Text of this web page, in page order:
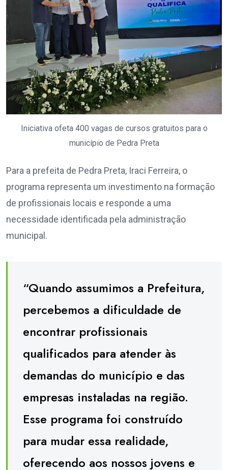
Iniciativa ofeta 400 vagas de cursos gratuitos para o
município de Pedra Preta
Para a prefeita de Pedra Preta, Iraci Ferreira, o
programa representa um investimento na formação
de profissionais locais e responde a uma
necessidade identificada pela administração
municipal.
“Quando assumimos a Prefeitura,
percebemos a dificuldade de
encontrar profissionais
qualificados para atender às
demandas do município e das
empresas instaladas na região.
Esse programa foi construído
para mudar essa realidade,
oferecendo aos nossos jovens e